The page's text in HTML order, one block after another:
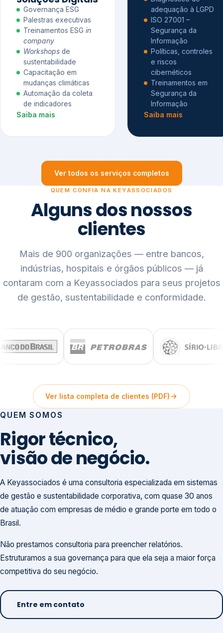
Governança ESG
Palestras executivas
Treinamentos ESG in
company
Workshops de
sustentabilidade
Capacitação em
mudanças climáticas
Automação da coleta
de indicadores
Saiba mais
adequação à LGPD
ISO 27001 –
Segurança da
Informação
Políticas, controles
e riscos
cibernéticos
Treinamentos em
Segurança da
Informação
Saiba mais
Ver todos os serviços completos
QUEM CONFIA NA KEYASSOCIADOS
Alguns dos nossos
clientes
Mais de 900 organizações — entre bancos,
indústrias, hospitais e órgãos públicos — já
contaram com a Keyassociados para seus projetos
de gestão, sustentabilidade e conformidade.
Ver lista completa de clientes (PDF)
QUEM SOMOS
Rigor técnico,
visão de negócio.
A Keyassociados é uma consultoria especializada em sistemas
de gestão e sustentabilidade corporativa, com quase 30 anos
de atuação com empresas de médio e grande porte em todo o
Brasil.
Não prestamos consultoria para preencher relatórios.
Estruturamos a sua governança para que ela seja a maior força
competitiva do seu negócio.
Entre em contato